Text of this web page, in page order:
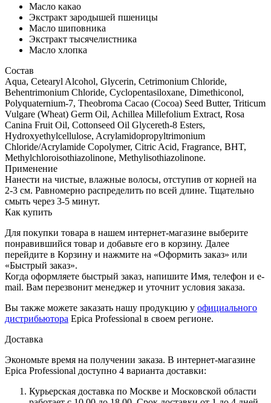
Масло какао
Экстракт зародышей пшеницы
Масло шиповника
Экстракт тысячелистника
Масло хлопка
Состав
Aqua, Cetearyl Alcohol, Glycerin, Cetrimonium Chloride,
Behentrimonium Chloride, Cyclopentasiloxane, Dimethiconol,
Polyquaternium-7, Theobroma Cacao (Cocoa) Seed Butter, Triticum
Vulgare (Wheat) Germ Oil, Achillea Millefolium Extract, Rosa
Canina Fruit Oil, Cottonseed Oil Glycereth-8 Esters,
Hydroxyethylcellulose, Acrylamidopropyltrimonium
Chloride/Acrylamide Copolymer, Citric Acid, Fragrance, BHT,
Methylchloroisothiazolinone, Methylisothiazolinone.
Применение
Нанести на чистые, влажные волосы, отступив от корней на
2-3 см. Равномерно распределить по всей длине. Тщательно
смыть через 3-5 минут.
Как купить
Для покупки товара в нашем интернет-магазине выберите
понравившийся товар и добавьте его в корзину. Далее
перейдите в Корзину и нажмите на «Оформить заказ» или
«Быстрый заказ».
Когда оформляете быстрый заказ, напишите Имя, телефон и e-
mail. Вам перезвонит менеджер и уточнит условия заказа.
Вы также можете заказать нашу продукцию у официального
дистрибьютора Epica Professional в своем регионе.
Доставка
Экономьте время на получении заказа. В интернет-магазине
Epica Professional доступно 4 варианта доставки:
Курьерская доставка по Москве и Московской области